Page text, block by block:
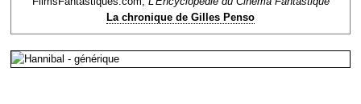
La chronique de Gilles Penso